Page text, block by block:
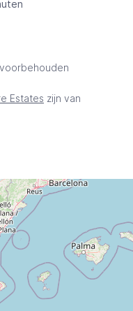
Estates zijn van